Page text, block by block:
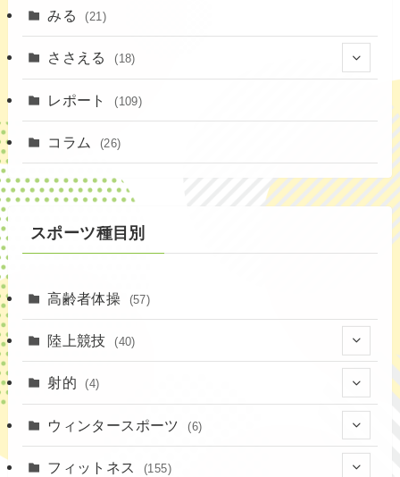
みる (21)
ささえる (18)
(4)
(1)
レポート (109)
コラム (26)
スポーツ種目別
高齢者体操 (57)
陸上競技 (40)
(2)
射的 (4)
(4)
ウィンタースポーツ (6)
(6)
フィットネス (155)